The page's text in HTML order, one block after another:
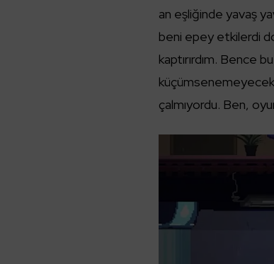
an eşliğinde yavaş
beni epey etkilerdi
kaptırırdım. Bence
çalmıyordu. Ben,